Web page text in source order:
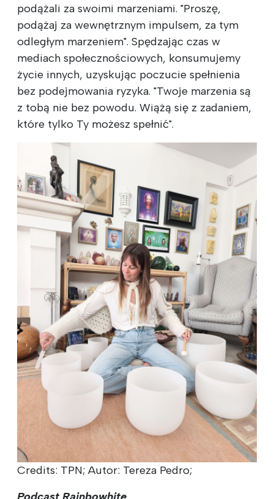
podążali za swoimi marzeniami. "Proszę,
podążaj za wewnętrznym impulsem, za tym
odległym marzeniem". Spędzając czas w
mediach społecznościowych, konsumujemy
życie innych, uzyskując poczucie spełnienia
bez podejmowania ryzyka. "Twoje marzenia są
z tobą nie bez powodu. Wiążą się z zadaniem,
które tylko Ty możesz spełnić".
Credits: TPN; Autor: Tereza Pedro;